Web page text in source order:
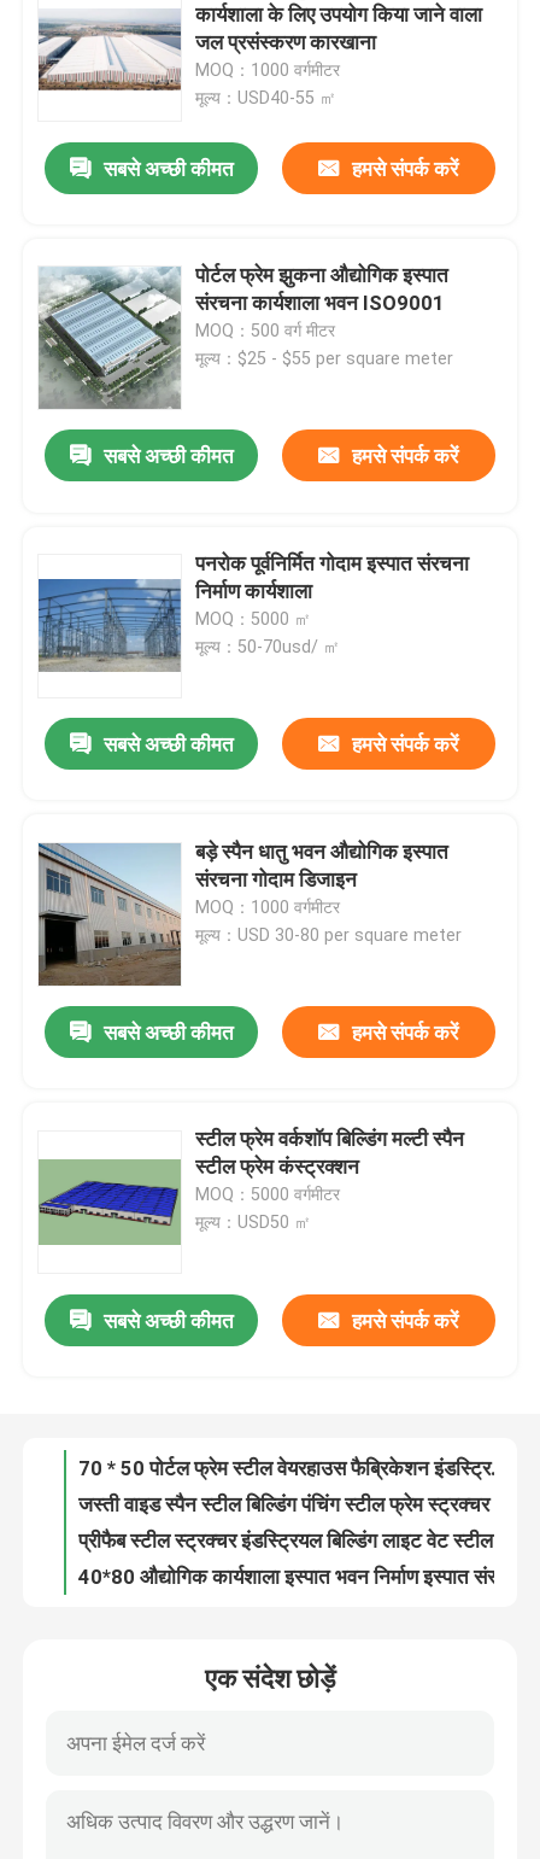
घर
वीडियो
कारखाना भ्रमण
गुणवत्ता नियंत्रण
कार्यशाला के लिए उपयोग किया जाने वाला
जल प्रसंस्करण कारखाना
MOQ：1000 वर्गमीटर
मूल्य：USD40-55 ㎡
सबसे अच्छी कीमत हमसे संपर्क करें
पोर्टल फ्रेम झुकना औद्योगिक इस्पात
संरचना कार्यशाला भवन ISO9001
MOQ：500 वर्ग मीटर
मूल्य：$25 - $55 per square meter
सबसे अच्छी कीमत हमसे संपर्क करें
पनरोक पूर्वनिर्मित गोदाम इस्पात संरचना
निर्माण कार्यशाला
MOQ：5000 ㎡
मूल्य：50-70usd/ ㎡
सबसे अच्छी कीमत हमसे संपर्क करें
बड़े स्पैन धातु भवन औद्योगिक इस्पात
संरचना गोदाम डिजाइन
MOQ：1000 वर्गमीटर
मूल्य：USD 30-80 per square meter
सबसे अच्छी कीमत हमसे संपर्क करें
स्टील फ्रेम वर्कशॉप बिल्डिंग मल्टी स्पैन
स्टील फ्रेम कंस्ट्रक्शन
MOQ：5000 वर्गमीटर
मूल्य：USD50 ㎡
सबसे अच्छी कीमत हमसे संपर्क करें
70 * 50 पोर्टल फ्रेम स्टील वेयरहाउस फैब्रिकेशन इंडस्ट्रियल बिल्डिंग
प्रीफैब्रिकेटेड हेवी स्टील स्ट्रक्चर शॉपिंग मॉल डस्टप्रूफ आईएसओ 9 001
OEM / ODM जस्ती इस्पात संरचना प्लेटफार्म निर्माण जीबी
एक संदेश छोड़ें